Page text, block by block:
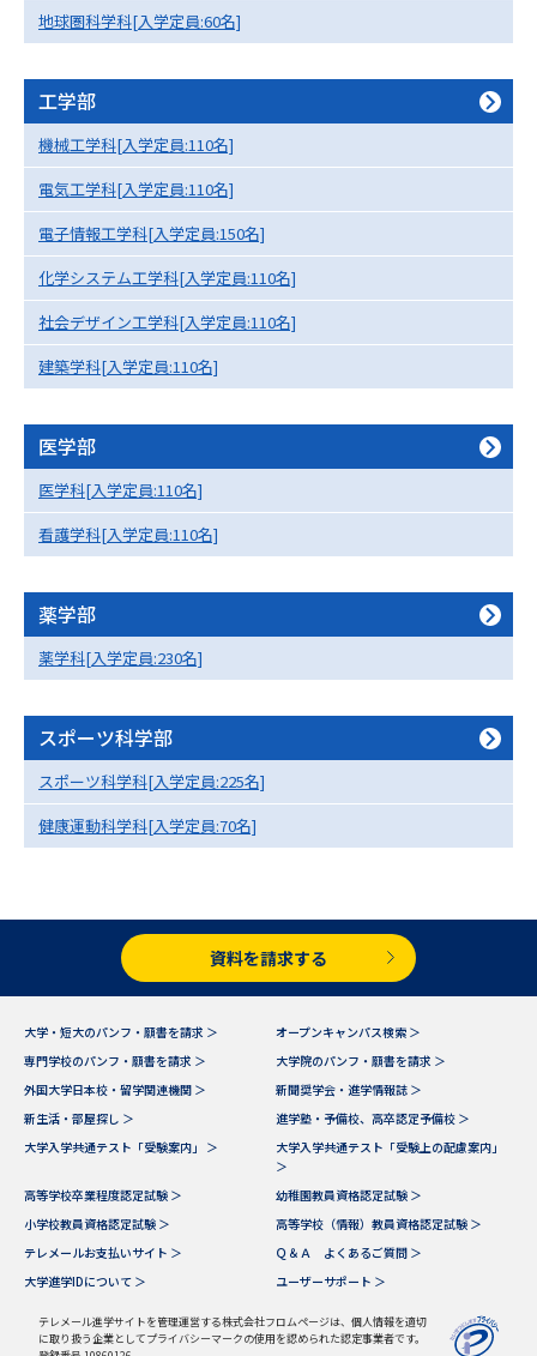
新生活お役立ちガイド
学問発見 学問検索
大学で学びたい学問発見
学問のミニ講義「夢ナビ講義」 学問分野解説
学問の教科書
ユーザーサポート
Ｑ＆Ａ よくあるご質問
資料の料金の
お支払いについて
受付内容・発送状況の確認
テレメール
お支払いサイト
特定商取引表記
地球圏科学科[入学定員:60名]
工学部
機械工学科[入学定員:110名]
電気工学科[入学定員:110名]
電子情報工学科[入学定員:150名]
化学システム工学科[入学定員:110名]
社会デザイン工学科[入学定員:110名]
建築学科[入学定員:110名]
医学部
医学科[入学定員:110名]
看護学科[入学定員:110名]
薬学部
薬学科[入学定員:230名]
スポーツ科学部
スポーツ科学科[入学定員:225名]
健康運動科学科[入学定員:70名]
資料を請求する
大学・短大のパンフ・願書を請求 ＞
オープンキャンパス検索 ＞
専門学校のパンフ・願書を請求 ＞
大学院のパンフ・願書を請求 ＞
外国大学日本校・留学関連機関 ＞
新聞奨学会・進学情報誌 ＞
新生活・部屋探し ＞
進学塾・予備校、高卒認定予備校 ＞
大学入学共通テスト「受験案内」 ＞
大学入学共通テスト「受験上の配慮案内」
＞
高等学校卒業程度認定試験 ＞
幼稚園教員資格認定試験 ＞
小学校教員資格認定試験 ＞
高等学校（情報）教員資格認定試験 ＞
テレメールお支払いサイト ＞
Ｑ＆Ａ よくあるご質問 ＞
大学進学IDについて ＞
ユーザーサポート ＞
テレメール進学サイトを管理運営する株式会社フロムページは、個人情報を適切
に取り扱う企業としてプライバシーマークの使用を認められた認定事業者です。